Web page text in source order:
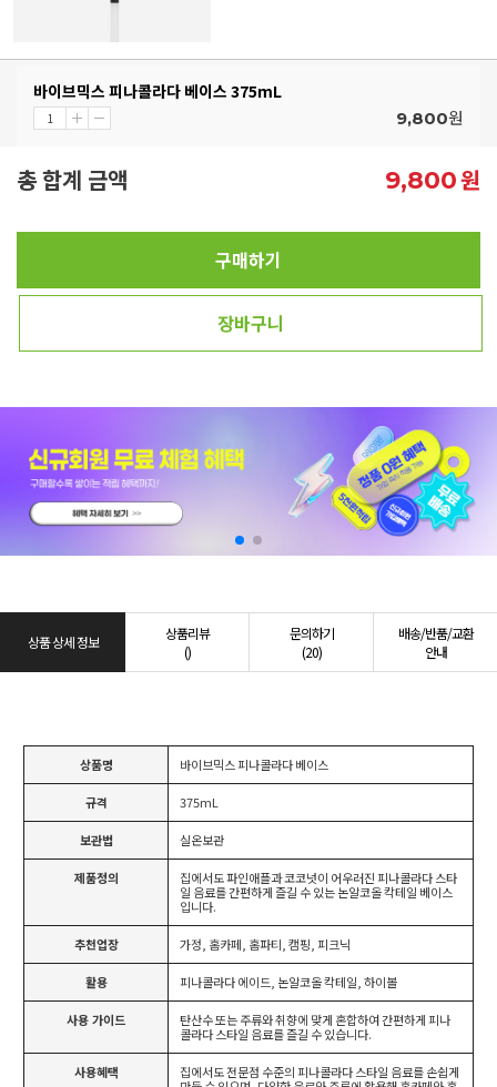
바이브믹스 피나콜라다 베이스 375mL
9,800원
총 합계 금액 9,800원
구매하기
장바구니
상품 상세 정보
상품리뷰
()
문의하기
(20)
배송/반품/교환
안내
상품명 바이브믹스 피나콜라다 베이스
규격 375mL
보관법 실온보관
제품정의
집에서도 파인애플과 코코넛이 어우러진 피나콜라다 스타
일 음료를 간편하게 즐길 수 있는 논알코올 칵테일 베이스
입니다.
추천업장 가정, 홈카페, 홈파티, 캠핑, 피크닉
활용 피나콜라다 에이드, 논알코올 칵테일, 하이볼
사용 가이드
탄산수 또는 주류와 취향에 맞게 혼합하여 간편하게 피나
콜라다 스타일 음료를 즐길 수 있습니다.
사용혜택
집에서도 전문점 수준의 피나콜라다 스타일 음료를 손쉽게